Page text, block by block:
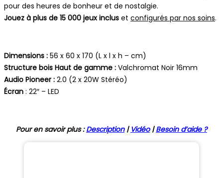
pour des heures de bonheur et de nostalgie.
Jouez à plus de 15 000 jeux inclus et configurés par nos soins.
Dimensions : 56 x 60 x 170 (L x l x h – cm)
Structure bois Haut de gamme : Valchromat Noir 16mm
Audio Pioneer : 2.0 (2 x 20W Stéréo)
Écran : 22″ – LED
Pour en savoir plus :Description| Vidéo|Besoin d’aide ?